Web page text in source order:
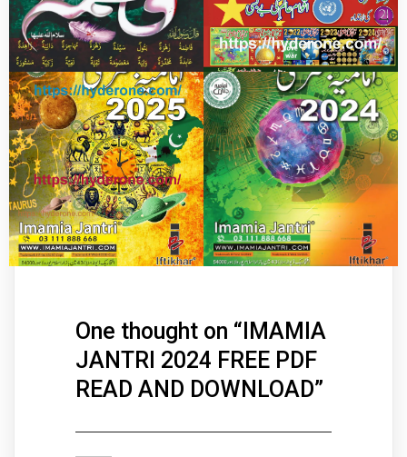
One thought on “ IMAMIA
JANTRI 2024 FREE PDF
READ AND DOWNLOAD”